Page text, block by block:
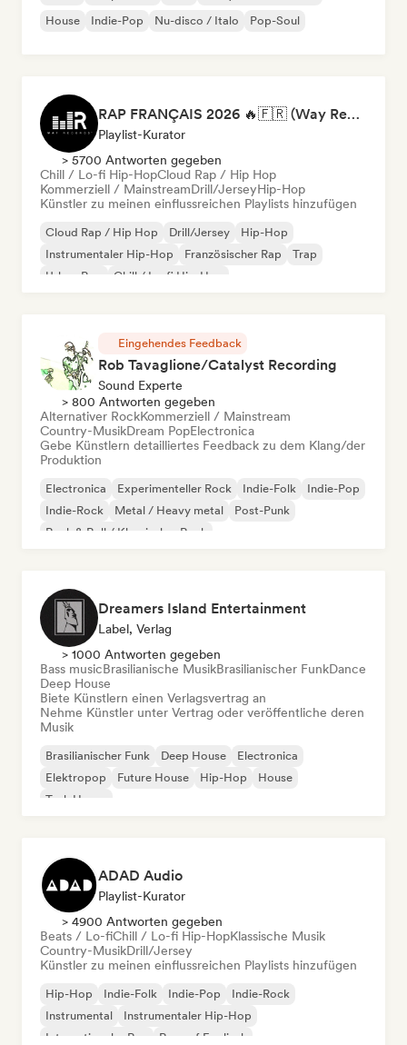
House
Indie-Pop Nu-disco / Italo Pop-Soul
RAP FRANÇAIS 2026 🔥🇫🇷 (Way Records)
Playlist-Kurator
> 5700 Antworten gegeben
Chill / Lo-fi Hip-HopCloud Rap / Hip Hop
Kommerziell / MainstreamDrill/JerseyHip-Hop
Künstler zu meinen einflussreichen Playlists hinzufügen
Cloud Rap / Hip Hop Drill/Jersey
Hip-Hop
Instrumentaler Hip-Hop
Französischer Rap
Trap
Urban Pop
Chill / Lo-fi Hip-Hop
Eingehendes Feedback
Rob Tavaglione/Catalyst Recording
Sound Experte
> 800 Antworten gegeben
Alternativer RockKommerziell / Mainstream
Country-MusikDream PopElectronica
Gebe Künstlern detailliertes Feedback zu dem Klang/der
Produktion
Electronica Experimenteller Rock Indie-Folk
Indie-Pop
Indie-Rock
Metal / Heavy metal
Post-Punk
Rock & Roll / Klassischer Rock
Dreamers Island Entertainment
Label, Verlag
> 1000 Antworten gegeben
Bass musicBrasilianische MusikBrasilianischer FunkDance
Deep House
Biete Künstlern einen Verlagsvertrag an
Nehme Künstler unter Vertrag oder veröffentliche deren
Musik
Brasilianischer Funk Deep House
Electronica
Elektropop
Future House Hip-Hop
House
Tech House
ADAD Audio
Playlist-Kurator
> 4900 Antworten gegeben
Beats / Lo-fiChill / Lo-fi Hip-HopKlassische Musik
Country-MusikDrill/Jersey
Künstler zu meinen einflussreichen Playlists hinzufügen
Hip-Hop Indie-Folk Indie-Pop
Indie-Rock
Instrumental
Instrumentaler Hip-Hop
Internationaler Rap
Rap auf Englisch